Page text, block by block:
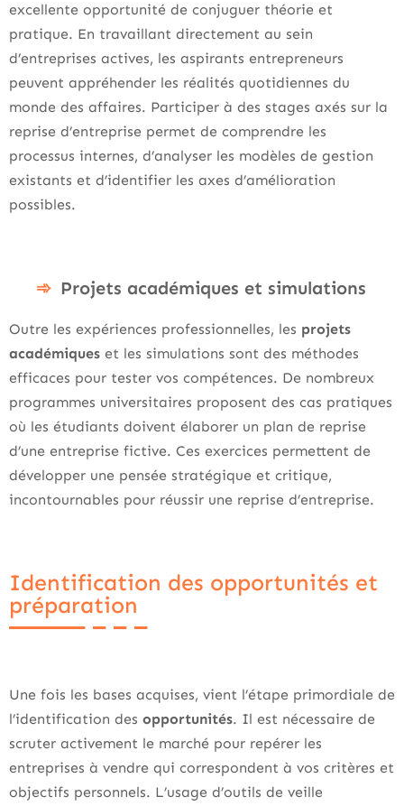
excellente opportunité de conjuguer théorie et
pratique. En travaillant directement au sein
d’entreprises actives, les aspirants entrepreneurs
peuvent appréhender les réalités quotidiennes du
monde des affaires. Participer à des stages axés sur la
reprise d’entreprise permet de comprendre les
processus internes, d’analyser les modèles de gestion
existants et d’identifier les axes d’amélioration
possibles.
Projets académiques et simulations
Outre les expériences professionnelles, les projets
académiques et les simulations sont des méthodes
efficaces pour tester vos compétences. De nombreux
programmes universitaires proposent des cas pratiques
où les étudiants doivent élaborer un plan de reprise
d’une entreprise fictive. Ces exercices permettent de
développer une pensée stratégique et critique,
incontournables pour réussir une reprise d’entreprise.
Identification des opportunités et
préparation
Une fois les bases acquises, vient l’étape primordiale de
l’identification des opportunités. Il est nécessaire de
scruter activement le marché pour repérer les
entreprises à vendre qui correspondent à vos critères et
objectifs personnels. L’usage d’outils de veille